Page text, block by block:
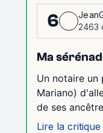
6
2463
Ma
Un notaire un
Mariano)
de ses
Lire la critique